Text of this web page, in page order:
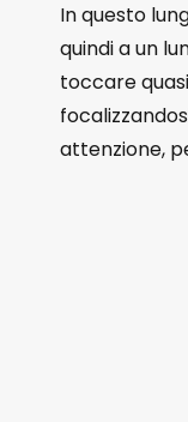
In questo
quindi a un
toccare
attenzione,